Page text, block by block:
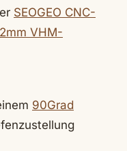
SEOGEO CNC-
2mm VHM-
90Grad